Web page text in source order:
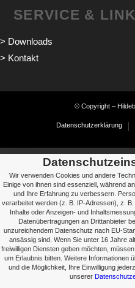
SERVICE &
> Downloads
> Kontakt
© Copyright –
Datenschutzerklärung
Wir verwenden Cookies und andere
Einige von ihnen sind essenziell, während
und Ihre Erfahrung zu verbessern.
verarbeitet werden (z. B. IP-Adressen), z.
Inhalte oder Anzeigen- und
Datenübertragungen an Drittanbieter
unzureichendem Datenschutz nach EU-
ansässig sind. Wenn Sie unter 16 Jahre
freiwilligen Diensten geben möchten,
um Erlaubnis bitten. Weitere Informationen
und die Möglichkeit, Ihre Einwilligung
unserer